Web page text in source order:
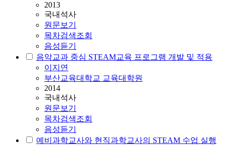
2013
국내석사
원문보기
목차검색조회
음성듣기
음악교과 중심 STEAM교육 프로그램 개발 및 적용
이지연
부산교육대학교 교육대학원
2014
국내석사
원문보기
목차검색조회
음성듣기
예비과학교사와 현직과학교사의 STEAM 수업 실행